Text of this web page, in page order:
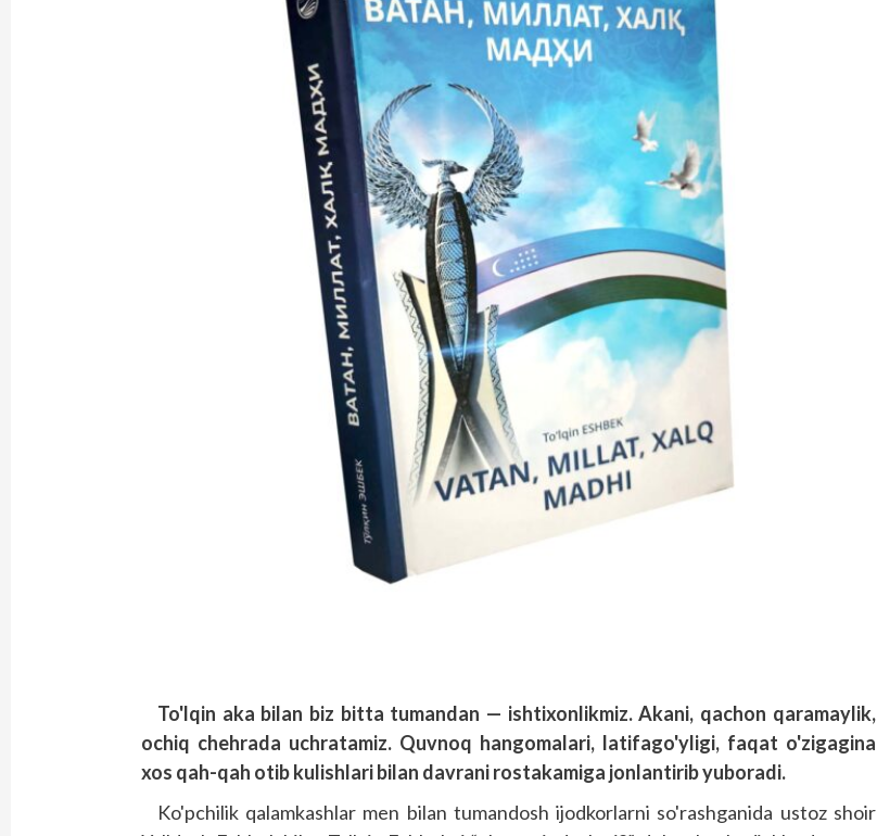
To'lqin aka bilan biz bitta tumandan — ishtixonlikmiz. Akani, qachon qaramaylik,
ochiq chehrada uchratamiz. Quvnoq hangomalari, latifago'yligi, faqat o'zigagina
xos qah-qah otib kulishlari bilan davrani rostakamiga jonlantirib yuboradi.
Ko'pchilik qalamkashlar men bilan tumandosh ijodkorlarni so'rashganida ustoz shoir